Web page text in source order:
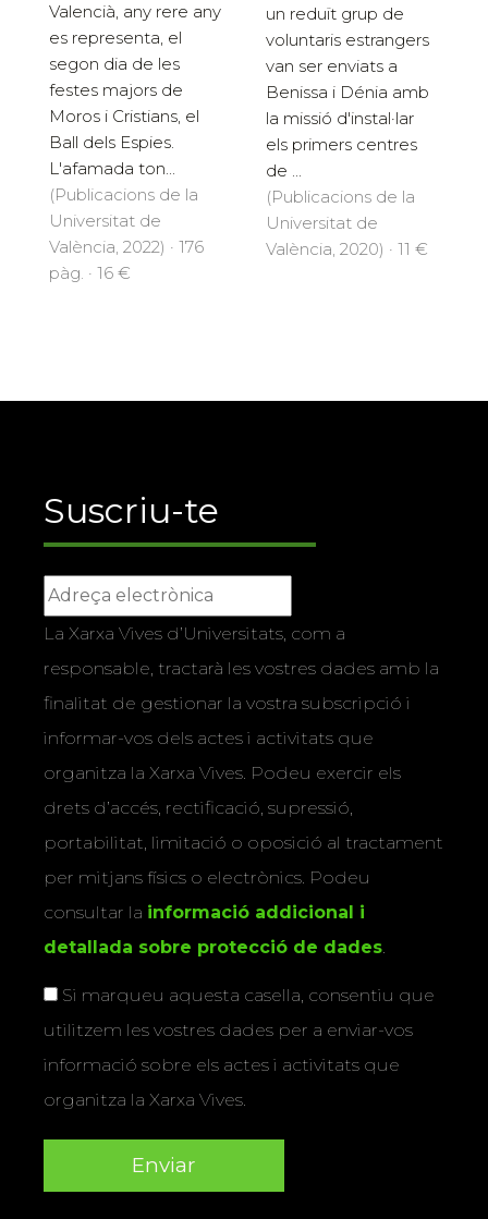
Valencià, any rere any
es representa, el
segon dia de les
festes majors de
Moros i Cristians, el
Ball dels Espies.
L'afamada ton...
(Publicacions de la
Universitat de
València, 2022) · 176
pàg. · 16 €
un reduït grup de
voluntaris estrangers
van ser enviats a
Benissa i Dénia amb
la missió d'instal·lar
els primers centres
de ...
(Publicacions de la
Universitat de
València, 2020) · 11 €
Suscriu-te
La Xarxa Vives d’Universitats, com a
responsable, tractarà les vostres dades amb la
finalitat de gestionar la vostra subscripció i
informar-vos dels actes i activitats que
organitza la Xarxa Vives. Podeu exercir els
drets d’accés, rectificació, supressió,
portabilitat, limitació o oposició al tractament
per mitjans físics o electrònics. Podeu
consultar la informació addicional i
detallada sobre protecció de dades.
Si marqueu aquesta casella, consentiu que
utilitzem les vostres dades per a enviar-vos
informació sobre els actes i activitats que
organitza la Xarxa Vives.